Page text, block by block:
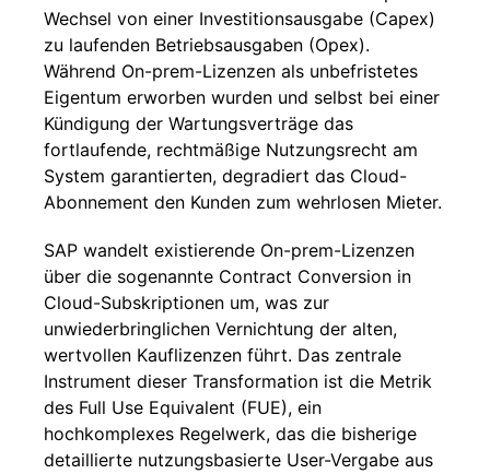
Wechsel von einer Investitionsausgabe (Capex)
zu laufenden Betriebs­ausgaben (Opex).
Während On-prem-Lizenzen als unbefristetes
Eigentum erworben wurden und selbst bei einer
Kündigung der Wartungsverträge das
fortlaufende, rechtmäßige Nutzungsrecht am
System garantierten, degradiert das Cloud-
Abonnement den Kunden zum wehrlosen Mieter.
SAP wandelt existierende On-prem-Lizenzen
über die sogenannte Contract Conversion in
Cloud-Subskriptionen um, was zur
unwiederbringlichen Vernichtung der alten,
wertvollen Kauflizenzen führt. Das zentrale
Instrument dieser Transformation ist die Metrik
des Full Use Equivalent (FUE), ein
hochkomplexes Regelwerk, das die bisherige
detaillierte nutzungsbasierte User-­Vergabe aus